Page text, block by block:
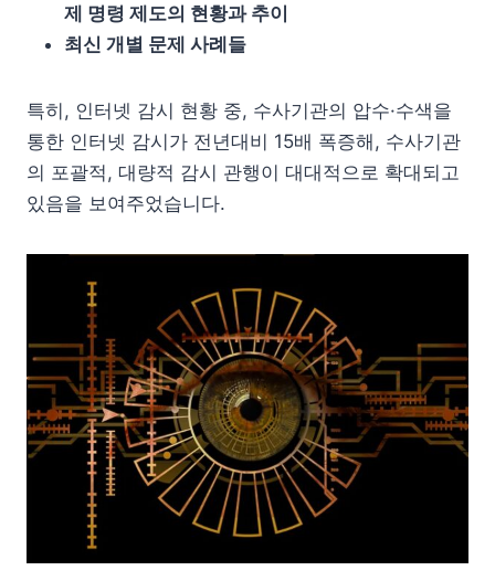
제 명령 제도의 현황과 추이
최신 개별 문제 사례들
특히, 인터넷 감시 현황 중, 수사기관의 압수·수색을
통한 인터넷 감시가 전년대비 15배 폭증해, 수사기관
의 포괄적, 대량적 감시 관행이 대대적으로 확대되고
있음을 보여주었습니다.